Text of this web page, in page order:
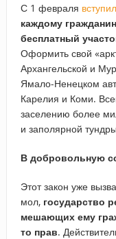
С 1 февраля
каждому
бесплатный
Оформить свой
Архангельской и
Ямало-Ненецком
Карелия и Коми.
заселению более
и заполярной
В добровольную
Этот закон уже
мол, государство
мешающих ему
то прав.